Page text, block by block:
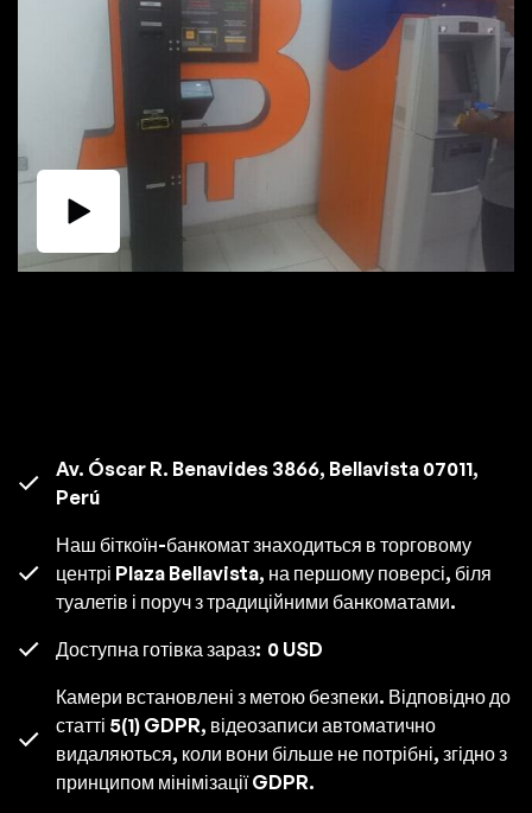
Av. Óscar R. Benavides 3866, Bellavista 07011,
Perú
Наш біткоїн-банкомат знаходиться в торговому
центрі Plaza Bellavista, на першому поверсі, біля
туалетів і поруч з традиційними банкоматами.
Доступна готівка зараз: 0 USD
Камери встановлені з метою безпеки. Відповідно до
статті 5(1) GDPR, відеозаписи автоматично
видаляються, коли вони більше не потрібні, згідно з
принципом мінімізації GDPR.